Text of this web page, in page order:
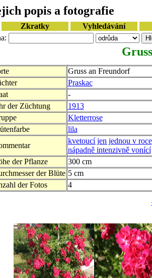
popis a fotografie
Zkratky
Vyhledávání
Gruss an Freundorf
Praskac
-
der Züchtung
1913
Kletterrose
lila
kvetoucí jen jednou v roce
nápadně intenzivně vonící
der Pflanze
300 cm
der Blüte 5 cm
der Fotos
4